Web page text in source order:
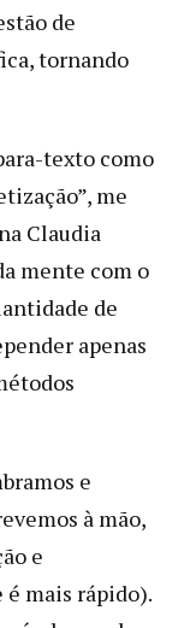
de
tornando
texto como
me
Claudia
mente com o
de
apenas
e
à mão,
e
mais rápido).